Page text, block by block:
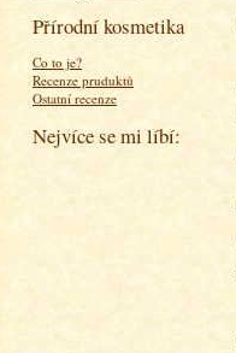
Přírodní kosmetika
Co to je?
Recenze pruduktů
Ostatní recenze
Nejvíce se mi líbí: